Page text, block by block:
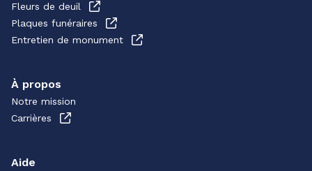
Fleurs de deuil
Plaques funéraires
Entretien de monument
À propos
Notre mission
Carrières
Aide